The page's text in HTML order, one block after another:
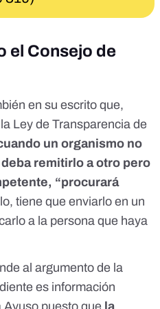
el Consejo de
en su escrito que,
Ley de Transparencia de
un organismo no
remitirlo a otro pero
“procurará
tiene que enviarlo en un
a la persona que haya
al argumento de la
es información